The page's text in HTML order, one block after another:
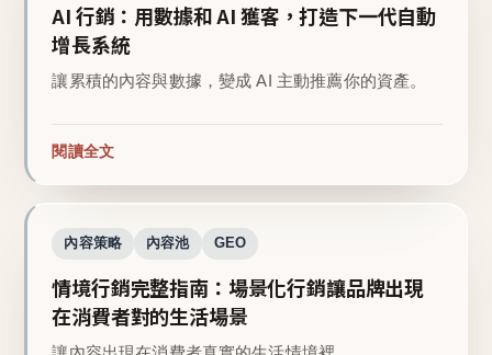
AI 行銷：用數據和 AI 獲客，打造下一代自動
增長系統
讓累積的內容與數據，變成 AI 主動推薦你的資產。
閱讀全文
內容策略 內容池 GEO
情境行銷完整指南：場景化行銷讓品牌出現
在消費者對的生活場景